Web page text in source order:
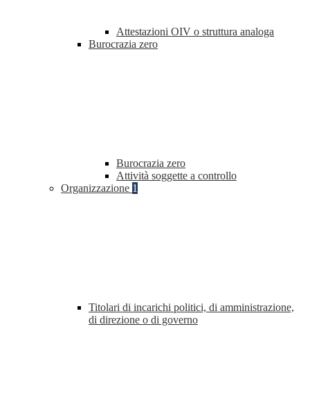
Attestazioni OIV o struttura analoga
Burocrazia zero
Burocrazia zero
Attività soggette a controllo
Organizzazione 1
Titolari di incarichi politici, di amministrazione,
di direzione o di governo